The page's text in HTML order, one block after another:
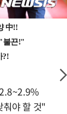
춰야 할 것"